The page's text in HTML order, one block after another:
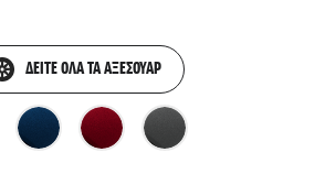
ΔΕΙΤΕ ΟΛΑ ΤΑ ΑΞΕΣΟΥΑΡ